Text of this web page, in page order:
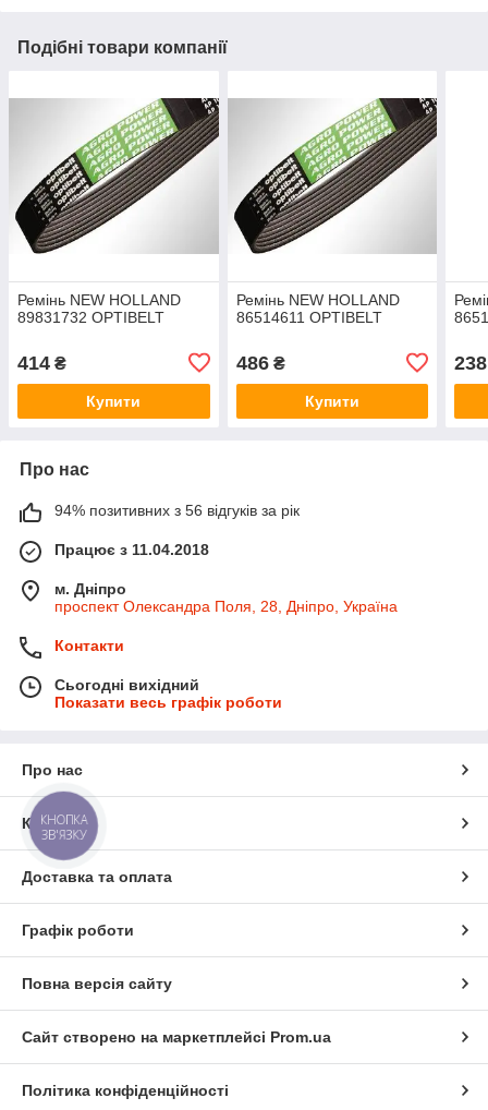
Подібні товари компанії
Ремінь NEW HOLLAND
89831732 OPTIBELT
414 ₴
Купити
Ремінь NEW HOLLAND
86514611 OPTIBELT
486₴
Купити
238
Про нас
94% позитивних з 56 відгуків за рік
Працює з 11.04.2018
м. Дніпро
проспект Олександра Поля, 28, Дніпро, Україна
Контакти
Сьогодні вихідний
Показати весь графік роботи
Про нас
Контакти
Доставка та оплата
Графік роботи
Повна версія сайту
Сайт створено на маркетплейсі Prom.ua
Політика конфіденційності
КНОПКА
ЗВ'ЯЗКУ